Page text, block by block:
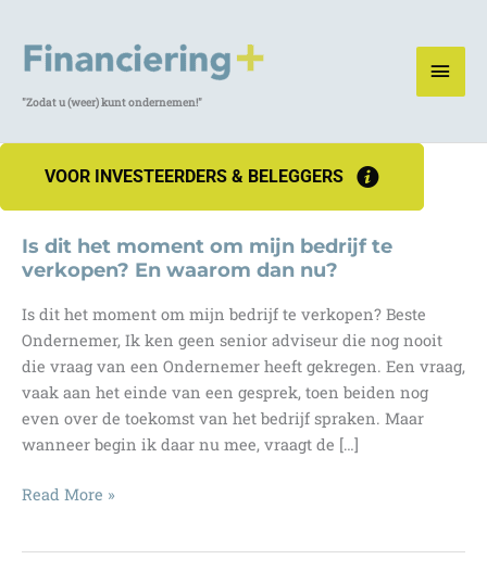
"Zodat u (weer) kunt ondernemen!"
VOOR INVESTEERDERS & BELEGGERS
Is dit het moment om mijn bedrijf te
verkopen? En waarom dan nu?
Is dit het moment om mijn bedrijf te verkopen? Beste
Ondernemer, Ik ken geen senior adviseur die nog nooit
die vraag van een Ondernemer heeft gekregen. Een vraag,
vaak aan het einde van een gesprek, toen beiden nog
even over de toekomst van het bedrijf spraken. Maar
wanneer begin ik daar nu mee, vraagt de […]
Is
Read More »